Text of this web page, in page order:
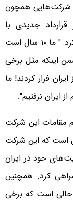
شرکت‌هایی همچون
جدیدی با
خودروسازان ایرانی منقعد نکرده است؟ اظهار کرد: " ما ۱۰ سال است
اینکه مثل برخی
فرار کردند! ما
ایران نرفتیم".
مقامات این شرکت
است که این شرکت
خود در ایران
کرد. همچنین
حالی است که برخی